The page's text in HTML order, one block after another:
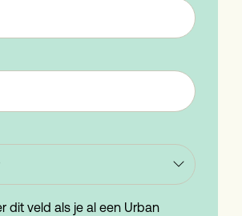
dit veld als je al een Urban